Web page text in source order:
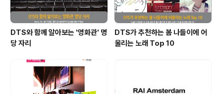
DTS와 함께 알아보는 '영화관' 명
당 자리
DTS가 추천하는 봄 나들이에 어
울리는 노래 Top 10